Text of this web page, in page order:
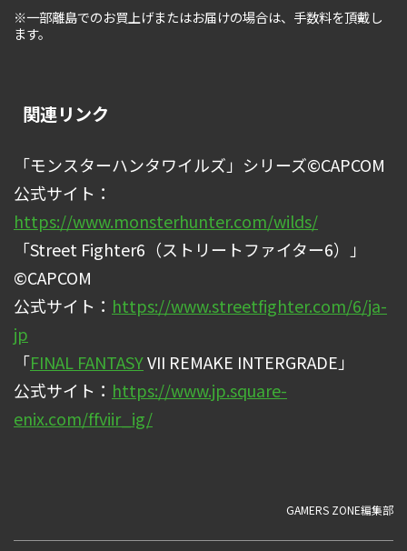
※一部離島でのお買上げまたはお届けの場合は、手数料を頂戴し
ます。
関連リンク
「モンスターハンタワイルズ」シリーズ©CAPCOM
公式サイト：
https://www.monsterhunter.com/wilds/
「Street Fighter6（ストリートファイター6）」
©CAPCOM
公式サイト： https://www.streetfighter.com/6/ja-
jp
「FINAL FANTASYVII REMAKE INTERGRADE」
公式サイト： https://www.jp.square-
enix.com/ffviir_ig/
GAMERS ZONE編集部